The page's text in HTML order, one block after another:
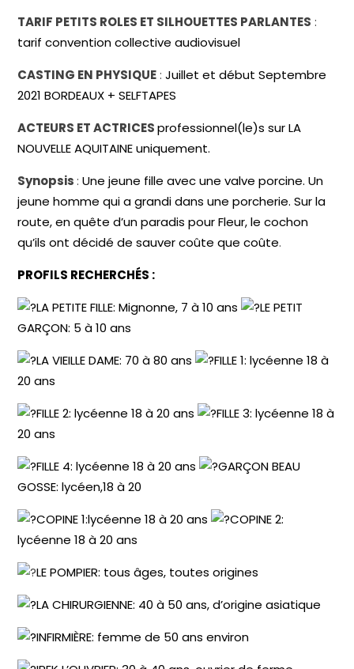
TARIF PETITS ROLES ET SILHOUETTES PARLANTES :
tarif convention collective audiovisuel
CASTING EN PHYSIQUE:Juillet et début Septembre
2021 BORDEAUX + SELFTAPES
ACTEURS ET ACTRICESprofessionnel(le)s sur LA
NOUVELLE AQUITAINE uniquement.
Synopsis: Une jeune fille avec une valve porcine. Un
jeune homme qui a grandi dans une porcherie. Sur la
route, en quête d’un paradis pour Fleur, le cochon
qu’ils ont décidé de sauver coûte que coûte.
PROFILS RECHERCHÉS :
LA PETITE FILLE: Mignonne, 7 à 10 ans
LE PETIT
GARÇON: 5 à 10 ans
LA VIEILLE DAME: 70 à 80 ans
FILLE 1: lycéenne 18 à
20 ans
FILLE 2: lycéenne 18 à 20 ans
FILLE 3: lycéenne 18 à
20 ans
FILLE 4: lycéenne 18 à 20 ans
GARÇON BEAU
GOSSE: lycéen,18 à 20
COPINE 1:lycéenne 18 à 20 ans
COPINE 2:
lycéenne 18 à 20 ans
LE POMPIER: tous âges, toutes origines
LA CHIRURGIENNE: 40 à 50 ans, d’origine asiatique
INFIRMIÈRE: femme de 50 ans environ